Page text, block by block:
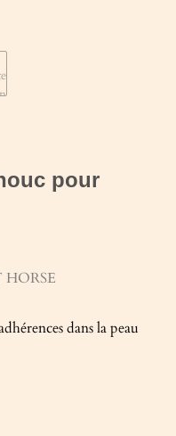
pour
dans la peau